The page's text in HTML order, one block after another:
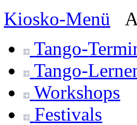
Kiosko-Menü
Tango-
Tango-
Workshops
Festivals